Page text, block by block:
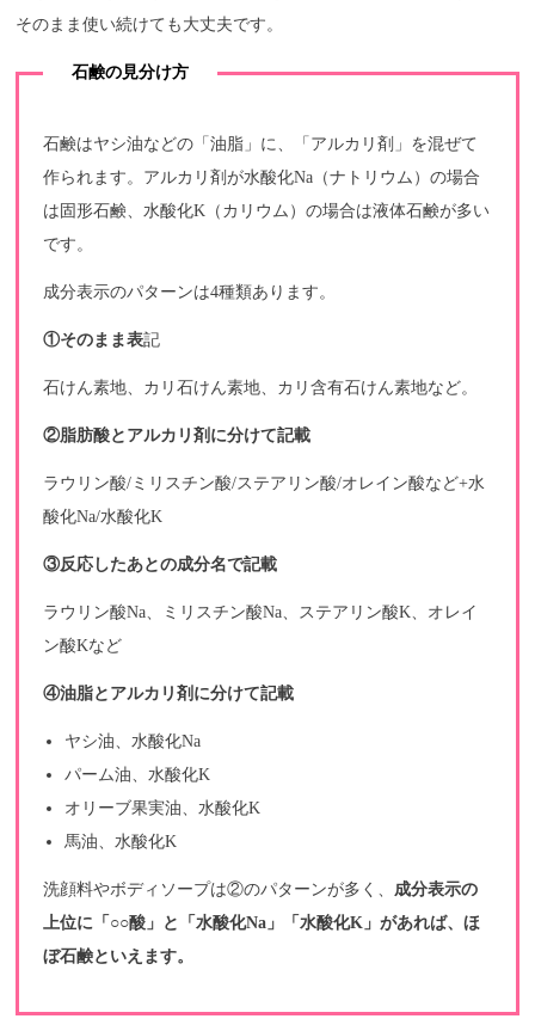
そのまま使い続けても大丈夫です。
石鹸の見分け方
石鹸はヤシ油などの「油脂」に、「アルカリ剤」を混ぜて
作られます。アルカリ剤が水酸化Na（ナトリウム）の場合
は固形石鹸、水酸化K（カリウム）の場合は液体石鹸が多い
です。
成分表示のパターンは4種類あります。
①そのまま表記
石けん素地、カリ石けん素地、カリ含有石けん素地など。
②脂肪酸とアルカリ剤に分けて記載
ラウリン酸/ミリスチン酸/ステアリン酸/オレイン酸など+水
酸化Na/水酸化K
③反応したあとの成分名で記載
ラウリン酸Na、ミリスチン酸Na、ステアリン酸K、オレイ
ン酸Kなど
④油脂とアルカリ剤に分けて記載
ヤシ油、水酸化Na
パーム油、水酸化K
オリーブ果実油、水酸化K
馬油、水酸化K
洗顔料やボディソープは②のパターンが多く、成分表示の
上位に「○○酸」と「水酸化Na」「水酸化K」があれば、ほ
ぼ石鹸といえます。